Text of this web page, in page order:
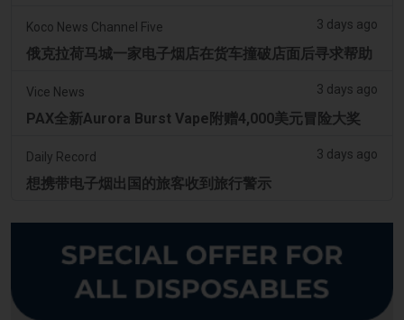
Koco News Channel Five 3 days ago
俄克拉荷马城一家电子烟店在货车撞破店面后寻求帮助
Vice News 3 days ago
PAX全新Aurora Burst Vape附赠4,000美元冒险大奖
Daily Record 3 days ago
想携带电子烟出国的旅客收到旅行警示